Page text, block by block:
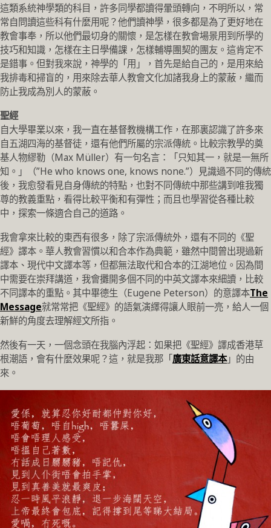
這類系統神學類的科目，許多同學都讀得暈頭轉向，不明所以，常
常自問讀這些科有什麼用呢？他們讀神學，很多都是為了更好地在
教會事奉，所以他們最切身的關懷，是怎樣在教會場景用到所學的
技巧和知識，怎樣在主日學備課，怎樣輔導團契的團友。這肯定不
是錯事。但對我來說，神學的「用」，首先是給自己的，是用來給
我排毒和掃盲的，用來除去華人教會文化加諸我身上的蒙蔽，繼而
防止我成為別人的蒙蔽。
聖經
自大學畢業以來，我一直在基督教機構工作，在那裏認識了許多來
自五湖四海的基督徒，還有他們所屬的宗派傳統。比較宗教學的奠
基人物繆勒（Max Müller）有一句名言：「只知其一，就是一無所
知。」（”He who knows one, knows none.”）見識過不同的傳統
後，我愈發看見自身傳統的特點，也對不同傳統中那些講到唯我獨
尊的教義重點，看得比較平衡和有彈性；而且也學習從各種比較
中，探索一條適合自己的道路。
我會拿來比較的東西有很多，除了宗派傳統外，還有不同的《聖
經》譯本。華人教會習慣以和合本作為典範，雖然中間曾出現過新
譯本、現代中文譯本等，但都無法取代和合本的江湖地位。因為間
中需要在崇拜講道，我會攤開多個不同的中英文譯本來細讀，比較
不同譯本的重點。其中畢德生（Eugene Peterson）的意譯本The
Message就常常把《聖經》的語氣演繹得讓人眼前一亮，給人一個
新鮮的角度去理解經文所指。
然後有一天，一個念頭在我腦內浮起：如果把《聖經》譯成香港草
根潮語，會有什麼效果呢？這，就是我那「廣東話意譯本」的由
來。